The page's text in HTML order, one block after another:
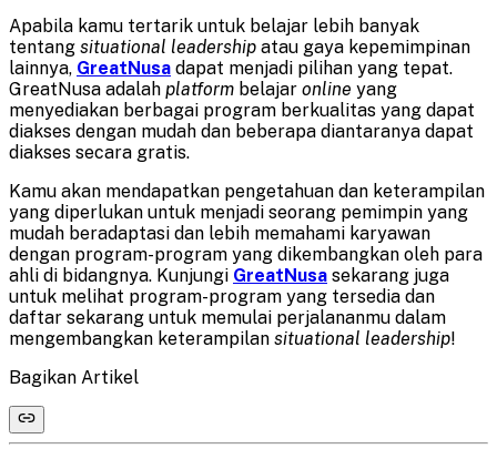
Apabila kamu tertarik untuk belajar lebih banyak
tentang situational leadership atau gaya kepemimpinan
lainnya, GreatNusa dapat menjadi pilihan yang tepat.
GreatNusa adalah platform belajar online yang
menyediakan berbagai program berkualitas yang dapat
diakses dengan mudah dan beberapa diantaranya dapat
diakses secara gratis.
Kamu akan mendapatkan pengetahuan dan keterampilan
yang diperlukan untuk menjadi seorang pemimpin yang
mudah beradaptasi dan lebih memahami karyawan
dengan program-program yang dikembangkan oleh para
ahli di bidangnya. Kunjungi GreatNusa sekarang juga
untuk melihat program-program yang tersedia dan
daftar sekarang untuk memulai perjalananmu dalam
mengembangkan keterampilan situational leadership!
Bagikan Artikel